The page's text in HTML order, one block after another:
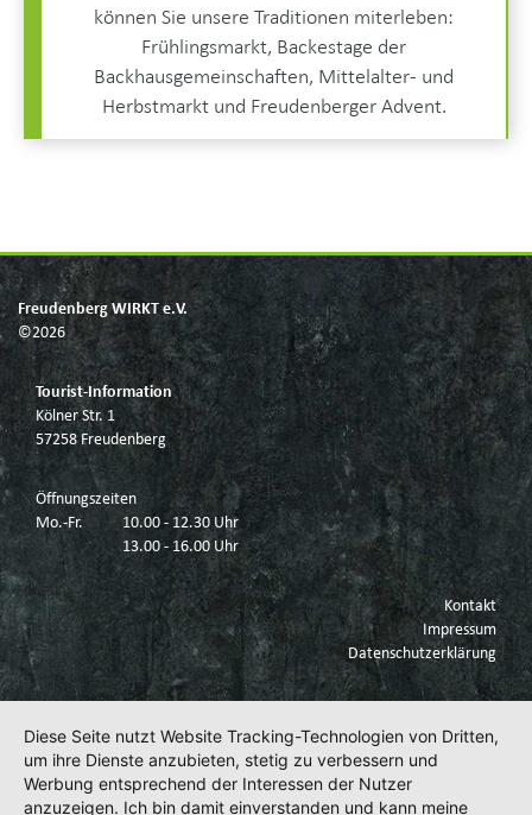
können Sie unsere Traditionen miterleben:
Frühlingsmarkt, Backestage der
Backhausgemeinschaften, Mittelalter- und
Herbstmarkt und Freudenberger Advent.
Freudenberg WIRKT e.V.
©2026
Tourist-Information
Kölner Str. 1
57258 Freudenberg
Öffnungszeiten
Mo.-Fr.
10.00 - 12.30 Uhr
13.00 - 16.00 Uhr
Kontakt
Impressum
Datenschutzerklärung
Diese Seite nutzt Website Tracking-Technologien von Dritten,
um ihre Dienste anzubieten, stetig zu verbessern und
Werbung entsprechend der Interessen der Nutzer
anzuzeigen. Ich bin damit einverstanden und kann meine